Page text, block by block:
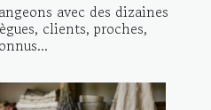
avec des dizaines
clients, proches,